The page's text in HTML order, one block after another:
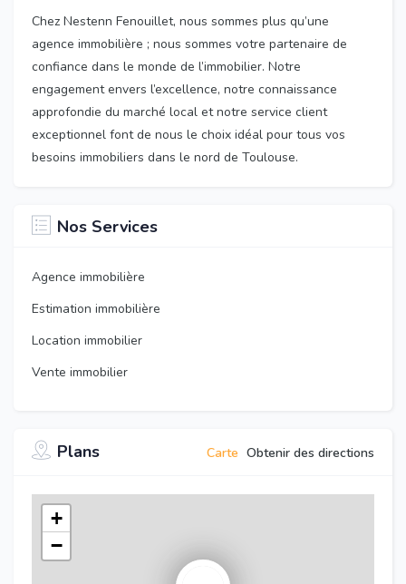
Chez Nestenn Fenouillet, nous sommes plus qu’une
agence immobilière ; nous sommes votre partenaire de
confiance dans le monde de l’immobilier. Notre
engagement envers l’excellence, notre connaissance
approfondie du marché local et notre service client
exceptionnel font de nous le choix idéal pour tous vos
besoins immobiliers dans le nord de Toulouse.
Nos Services
Agence immobilière
Estimation immobilière
Location immobilier
Vente immobilier
Plans Carte Obtenir des directions
+
−